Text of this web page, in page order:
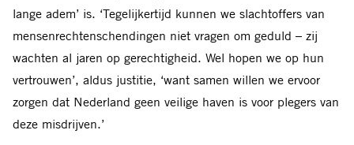
lange adem’ is. ‘Tegelijkertijd kunnen we slachtoffers van
mensenrechtenschendingen niet vragen om geduld – zij
wachten al jaren op gerechtigheid. Wel hopen we op hun
vertrouwen’, aldus justitie, ‘want samen willen we ervoor
zorgen dat Nederland geen veilige haven is voor plegers van
deze misdrijven.’